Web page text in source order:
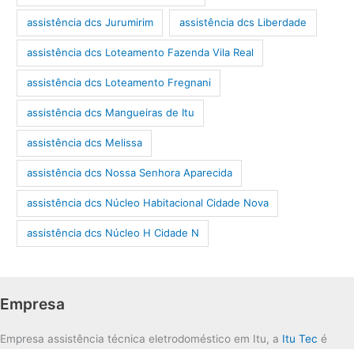
assistência dcs Jurumirim assistência dcs Liberdade
assistência dcs Loteamento Fazenda Vila Real
assistência dcs Loteamento Fregnani
assistência dcs Mangueiras de Itu
assistência dcs Melissa
assistência dcs Nossa Senhora Aparecida
assistência dcs Núcleo Habitacional Cidade Nova
assistência dcs Núcleo H Cidade N
Empresa
Empresa assistência técnica eletrodoméstico em Itu, a Itu Tec é